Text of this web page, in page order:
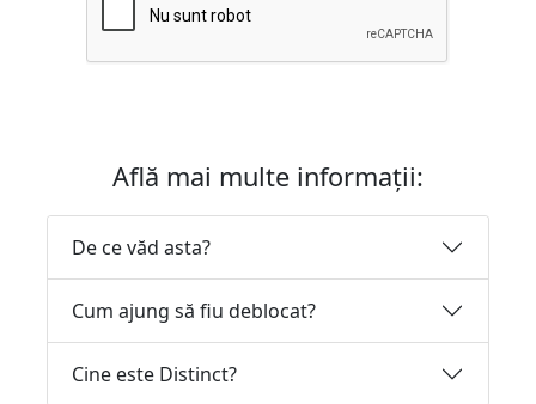
Află mai multe informații:
De ce văd asta?
Cum ajung să fiu deblocat?
Cine este Distinct?